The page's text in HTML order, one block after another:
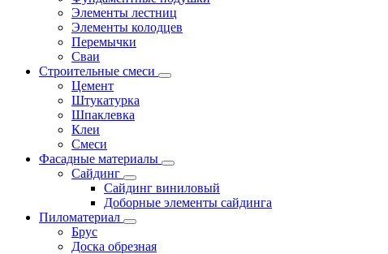
Элементы лестниц
Элементы колодцев
Перемычки
Сваи
Строительные смеси
Цемент
Штукатурка
Шпаклевка
Клеи
Смеси
Фасадные материалы
Сайдинг
Сайдинг виниловый
Доборные элементы сайдинга
Пиломатериал
Брус
Доска обрезная